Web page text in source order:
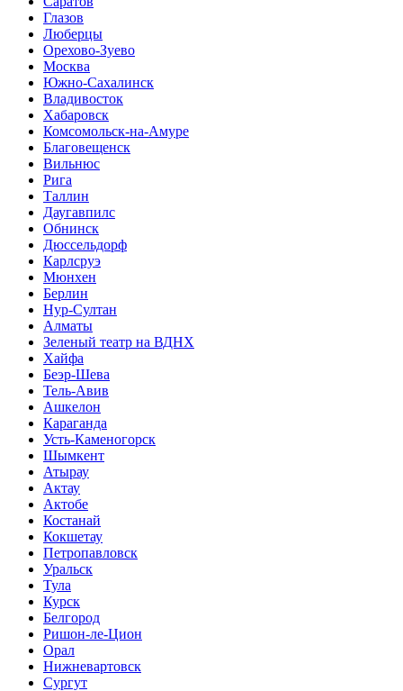
Глазов
Люберцы
Орехово-Зуево
Москва
Южно-Cахалинск
Владивосток
Хабаровск
Комсомольск-на-Амуре
Благовещенск
Вильнюс
Рига
Таллин
Даугавпилс
Обнинск
Дюссельдорф
Карлсруэ
Мюнхен
Берлин
Нур-Султан
Алматы
Зеленый театр на ВДНХ
Хайфа
Беэр-Шева
Тель-Авив
Ашкелон
Караганда
Усть-Каменогорск
Шымкент
Атырау
Актау
Актобе
Костанай
Кокшетау
Петропавловск
Уральск
Тула
Курск
Белгород
Ришон-ле-Цион
Орал
Нижневартовск
Сургут